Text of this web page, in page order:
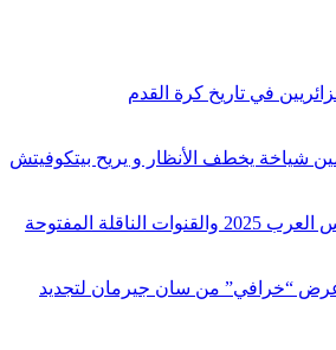
شياخة يخطف الأنظار و يريح بيتكوفيتش
الناقلة المفتوحة
عرض “خرافي” من سان جيرمان لتجديد